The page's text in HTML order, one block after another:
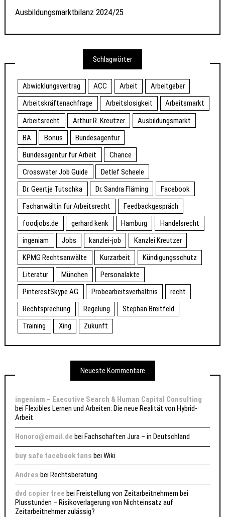
Ausbildungsmarktbilanz 2024/25
Schlagwörter
Abwicklungsvertrag ACC Arbeit
Arbeitgeber
Arbeitskräftenachfrage
Arbeitslosigkeit
Arbeitsmarkt
Arbeitsrecht
Arthur R. Kreutzer
Ausbildungsmarkt
BA
Bonus
Bundesagentur
Bundesagentur für Arbeit
Chance
Crosswater Job Guide
Detlef Scheele
Dr. Geertje Tutschka
Dr. Sandra Fläming
Facebook
Fachanwältin für Arbeitsrecht
Feedbackgespräch
foodjobs.de
gerhard kenk Hamburg
Handelsrecht
ingeniam
Jobs kanzlei-job
Kanzlei Kreutzer
KPMG Rechtsanwälte
Kurzarbeit
Kündigungsschutz
Literatur
München
Personalakte
PinterestSkype AG
Probearbeitsverhältnis
recht
Rechtsprechung
Regelung
Stephan Breitfeld
Training
Xing Zukunft
Neueste Kommentare
ingeniam – Executive Search & Human Capital Consulting
bei Flexibles Lernen und Arbeiten: Die neue Realität von Hybrid-
Arbeit
Honoro@email.de beiFachschaften Jura – in Deutschland
buy safe facebook fans beiWiki
Andres beiRechtsberatung
dvd copier free bei Freistellung von Zeitarbeitnehmern bei
Plusstunden – Risikoverlagerung von Nichteinsatz auf
Zeitarbeitnehmer zulässig?